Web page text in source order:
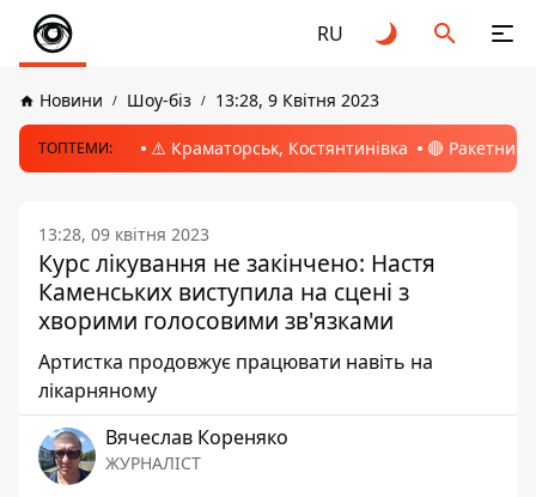
RU
Новини Шоу-біз 13:28, 9 Квітня 2023
ТОПТЕМИ: ⚠️ Краматорськ, Костянтинівка 🔴 Ракетний
13:28, 09 квітня 2023
Курс лікування не закінчено: Настя
Каменських виступила на сцені з
хворими голосовими зв'язками
Артистка продовжує працювати навіть на
лікарняному
Вячеслав Кореняко
ЖУРНАЛІСТ